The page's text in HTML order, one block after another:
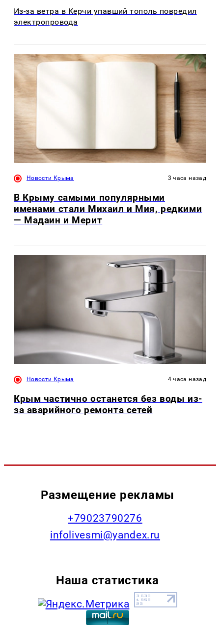
Из-за ветра в Керчи упавший тополь повредил
электропровода
Новости Крыма 3 часа назад
В Крыму самыми популярными
именами стали Михаил и Мия, редкими
— Мадаин и Мерит
Новости Крыма 4 часа назад
Крым частично останется без воды из-
за аварийного ремонта сетей
Размещение рекламы
+79023790276
infolivesmi@yandex.ru
Наша статистика